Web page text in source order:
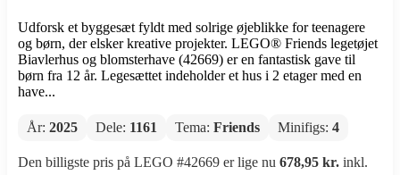
Udforsk et byggesæt fyldt med solrige øjeblikke for teenagere
og børn, der elsker kreative projekter. LEGO® Friends legetøjet
Biavlerhus og blomsterhave (42669) er en fantastisk gave til
børn fra 12 år. Legesættet indeholder et hus i 2 etager med en
have...
År: 2025 Dele: 1161 Tema: Friends Minifigs: 4
Den billigste pris på LEGO #42669 er lige nu 678,95 kr. inkl.